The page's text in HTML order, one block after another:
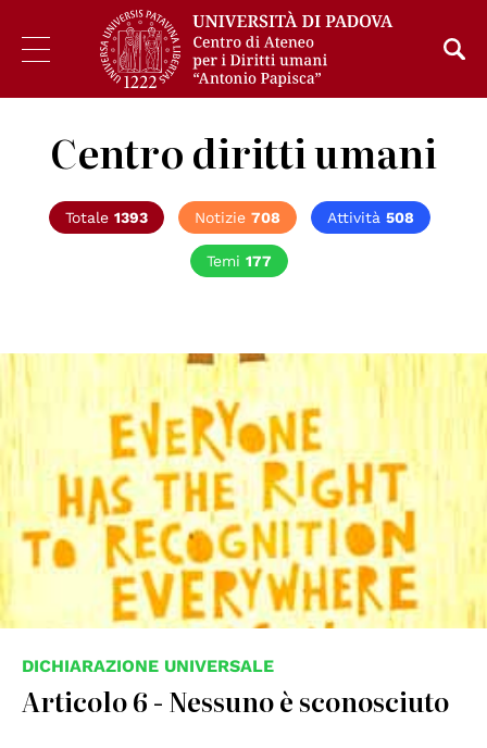
Centro diritti umani
Totale 1393 Notizie 708 Attività 508
Temi 177
DICHIARAZIONE UNIVERSALE
Articolo 6 - Nessuno è sconosciuto